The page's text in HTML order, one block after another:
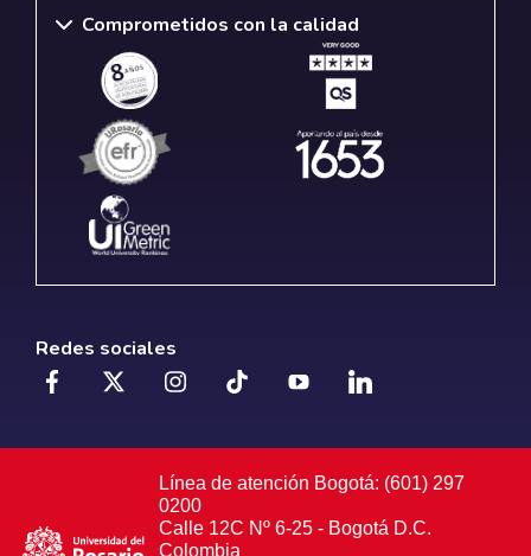
Comprometidos con la calidad
Redes sociales
Línea de atención Bogotá: (601) 297
0200
Calle 12C Nº 6-25 - Bogotá D.C.
Colombia